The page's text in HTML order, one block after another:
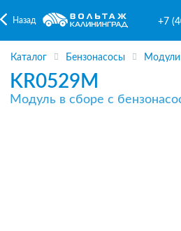
Назад +7
Каталог Бензонасосы Модули
KR0529M
Модуль в сборе с